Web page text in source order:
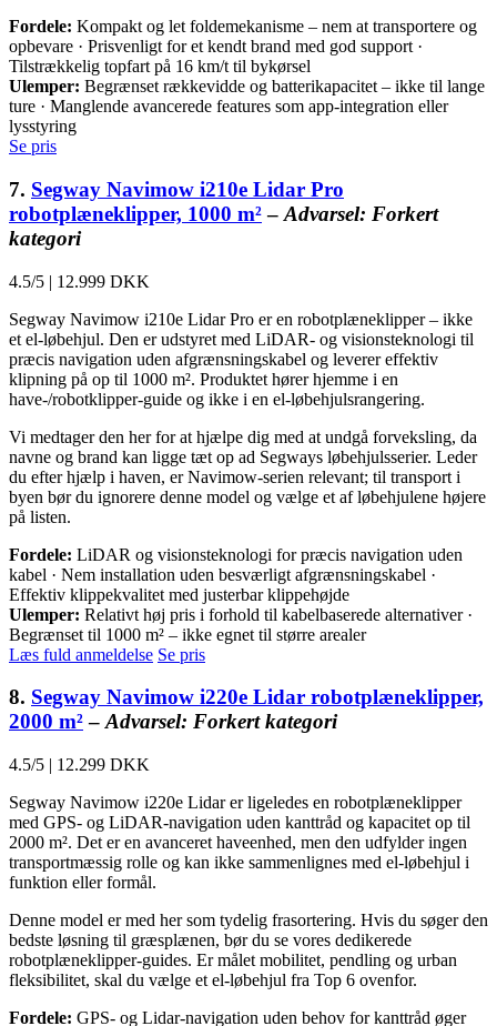
Fordele: Kompakt og let foldemekanisme – nem at transportere og
opbevare · Prisvenligt for et kendt brand med god support ·
Tilstrækkelig topfart på 16 km/t til bykørsel
Ulemper: Begrænset rækkevidde og batterikapacitet – ikke til lange
ture · Manglende avancerede features som app-integration eller
lysstyring
Se pris
7. Segway Navimow i210e Lidar Pro
robotplæneklipper, 1000 m²– Advarsel: Forkert
kategori
4.5/5 | 12.999 DKK
Segway Navimow i210e Lidar Pro er en robotplæneklipper – ikke
et el-løbehjul. Den er udstyret med LiDAR- og visionsteknologi til
præcis navigation uden afgrænsningskabel og leverer effektiv
klipning på op til 1000 m². Produktet hører hjemme i en
have-/robotklipper-guide og ikke i en el-løbehjulsrangering.
Vi medtager den her for at hjælpe dig med at undgå forveksling, da
navne og brand kan ligge tæt op ad Segways løbehjulsserier. Leder
du efter hjælp i haven, er Navimow-serien relevant; til transport i
byen bør du ignorere denne model og vælge et af løbehjulene højere
på listen.
Fordele: LiDAR og visionsteknologi for præcis navigation uden
kabel · Nem installation uden besværligt afgrænsningskabel ·
Effektiv klippekvalitet med justerbar klippehøjde
Ulemper: Relativt høj pris i forhold til kabelbaserede alternativer ·
Begrænset til 1000 m² – ikke egnet til større arealer
Læs fuld anmeldelse Se pris
8. Segway Navimow i220e Lidar robotplæneklipper,
2000 m²–Advarsel: Forkert kategori
4.5/5 | 12.299 DKK
Segway Navimow i220e Lidar er ligeledes en robotplæneklipper
med GPS- og LiDAR-navigation uden kanttråd og kapacitet op til
2000 m². Det er en avanceret haveenhed, men den udfylder ingen
transportmæssig rolle og kan ikke sammenlignes med el-løbehjul i
funktion eller formål.
Denne model er med her som tydelig frasortering. Hvis du søger den
bedste løsning til græsplænen, bør du se vores dedikerede
robotplæneklipper-guides. Er målet mobilitet, pendling og urban
fleksibilitet, skal du vælge et el-løbehjul fra Top 6 ovenfor.
Fordele: GPS- og Lidar-navigation uden behov for kanttråd øger